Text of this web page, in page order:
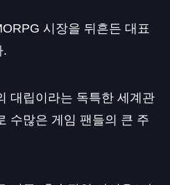
시장을 뒤흔든 대표
.
대립이라는 독특한 세계관
수많은 게임 팬들의 큰 주